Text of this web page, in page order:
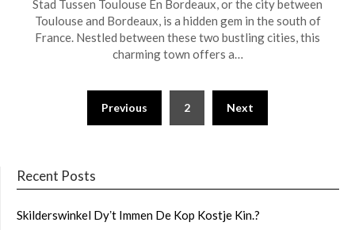
Stad Tussen Toulouse En Bordeaux, or the city between
Toulouse and Bordeaux, is a hidden gem in the south of
France. Nestled between these two bustling cities, this
charming town offers a…
pagination
Previous 2 Next
Recent Posts
Skilderswinkel Dyʼt Immen De Kop Kostje Kin.?